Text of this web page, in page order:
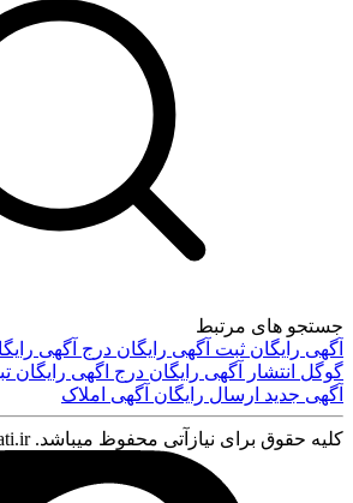
جستجو های مرتبط
آگهی رایگانثبت آگهی رایگاندرج آگهی
گوگل انتشار آگهی رایگاندرج اگهی رایگان
آگهی جدیدارسال رایگان آگهی املاک
کلیه حقوق برای نیازآتی محفوظ میباشد. niazeati.ir